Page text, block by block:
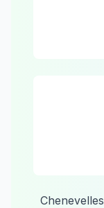
Chenevelles